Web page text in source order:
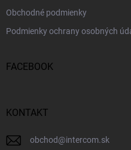
Obchodné podmienky
Podmienky ochrany osobných
FACEBOOK
KONTAKT
obchod@intercom.sk